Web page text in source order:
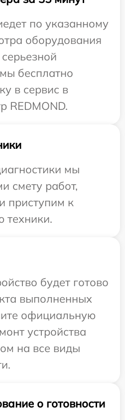
по указанному
оборудования
бесплатно
в сервис в
REDMOND.
мы
смету работ,
приступим к
техники.
будет готово
выполненных
официальную
устройства
на все виды
о готовности